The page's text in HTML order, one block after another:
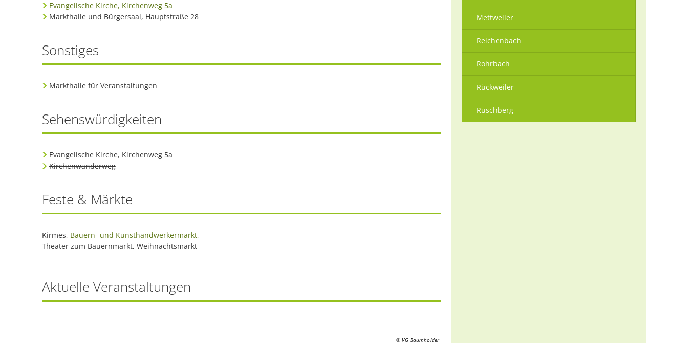
© VG Baumholder
Evangelische Kirche, Kirchenweg 5a
Markthalle und Bürgersaal, Hauptstraße 28
Sonstiges
Markthalle für Veranstaltungen
Sehenswürdigkeiten
Evangelische Kirche, Kirchenweg 5a
Kirchenwanderweg
Feste & Märkte
Kirmes, Bauern- und Kunsthandwerkermarkt,
Theater zum Bauernmarkt, Weihnachtsmarkt
Aktuelle Veranstaltungen
Mettweiler
Reichenbach
Rohrbach
Rückweiler
Ruschberg